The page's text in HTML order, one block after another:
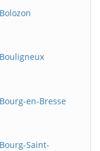
en-Bresse
Saint-